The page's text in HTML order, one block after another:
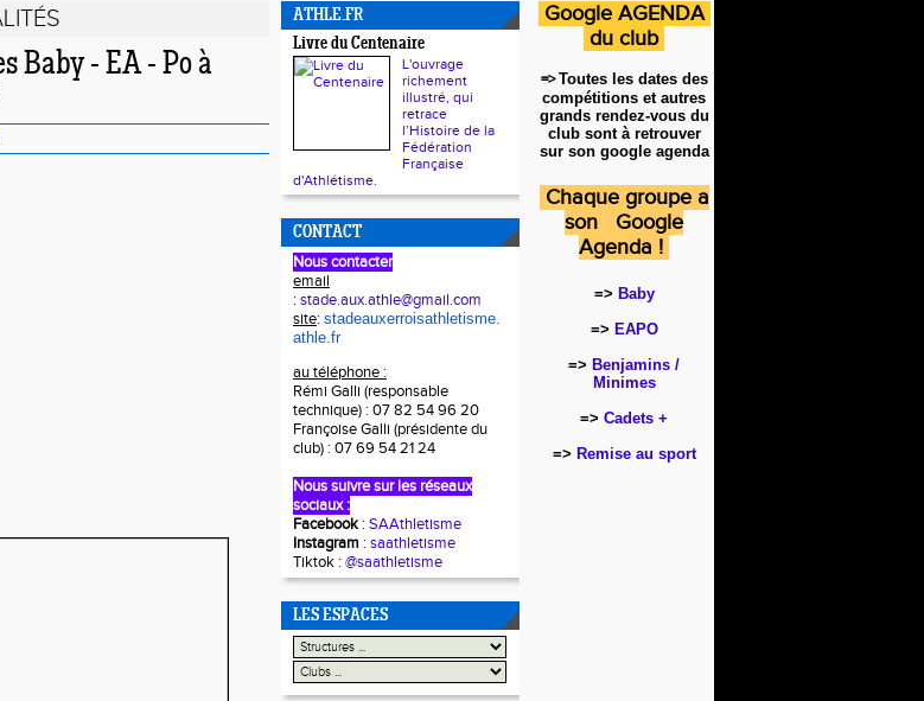
Baby - EA - Po à
ATHLE.FR
Livre du Centenaire
L'ouvrage
richement
illustré, qui
retrace
l’Histoire de la
Fédération
Française
d'Athlétisme.
CONTACT
Nous contacter
email
: stade.aux.athle@gmail.com
site: stadeauxerroisathletisme.
athle.fr
au téléphone :
Rémi Galli (responsable
technique) : 07 82 54 96 20
Françoise Galli (présidente du
club) : 07 69 54 21 24
Nous suivre sur les réseaux
sociaux :
Facebook : SAAthletisme
Instagram : saathletisme
Tiktok : @saathletisme
LES ESPACES
Google AGENDA
du club
=>Toutes les dates des
compétitions et autres
grands rendez-vous du
club sont à retrouver
sur son google agenda
Chaque groupe a
son Google
Agenda !
=> Baby
=> EAPO
=> Benjamins /
Minimes
=> Cadets +
=> Remise au sport